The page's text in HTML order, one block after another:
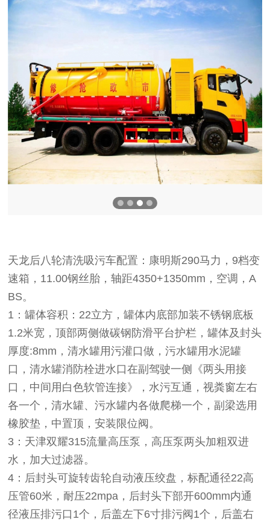
天龙后八轮清洗吸污车配置：康明斯290马力，9档变
速箱，11.00钢丝胎，轴距4350+1350mm，空调，A
BS。
1：罐体容积：22立方，罐体内底部加装不锈钢底板
1.2米宽，顶部两侧做碳钢防滑平台护栏，罐体及封头
厚度:8mm，清水罐用污灌口做，污水罐用水泥罐
口，清水罐消防栓进水口在副驾驶一侧《两头用接
口，中间用白色软管连接》，水污互通，视粪窗左右
各一个，清水罐、污水罐内各做爬梯一个，副梁选用
橡胶垫，中置顶，安装限位阀。
3：天津双耀315流量高压泵，高压泵两头加粗双进
水，加大过滤器。
4：后封头可旋转齿轮自动液压绞盘，标配通径22高
压管60米，耐压22mpa，后封头下部开600mm内通
径液压排污口1个，后盖左下6寸排污阀1个，后盖右